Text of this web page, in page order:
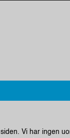
Vi har ingen